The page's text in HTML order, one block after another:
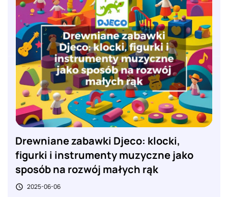
Drewniane zabawki Djeco: klocki,
figurki i instrumenty muzyczne jako
sposób na rozwój małych rąk
 2025-06-06